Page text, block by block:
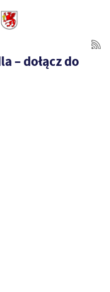
– dołącz do